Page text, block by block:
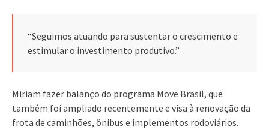
“Seguimos atuando para sustentar o crescimento e
estimular o investimento produtivo.”
Miriam fazer balanço do programa Move Brasil, que
também foi ampliado recentemente e visa à renovação da
frota de caminhões, ônibus e implementos rodoviários.